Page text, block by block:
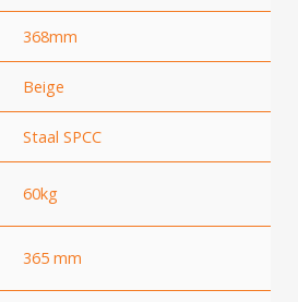
368mm
Beige
Staal SPCC
60kg
365 mm